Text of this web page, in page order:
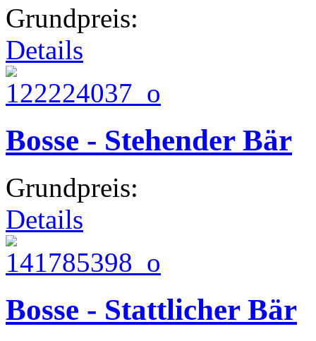
Grundpreis:
Details
Bosse - Stehender Bär
Grundpreis:
Details
Bosse - Stattlicher Bär